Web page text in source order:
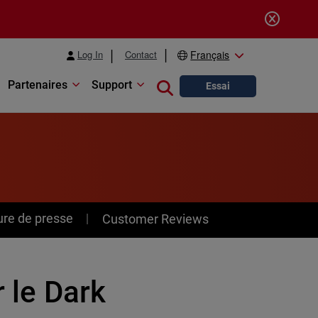
Log In Contact Français
Partenaires Support Close search
Essai
de presse Customer Reviews
le Dark